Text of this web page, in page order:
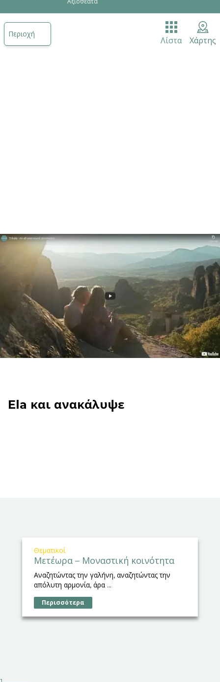
Ένας κόσμος είναι εδώ για να σου πει αμέτρητες
ιστορίες! Ελα…Μετέωρα, Τρίκαλα, Πύλη, Φαρκαδόνα
Περιοχή
Λίστα Χάρτης
Ela και ανακάλυψε
Θεματικοί
Μετέωρα – Μοναστική κοινότητα
Αναζητώντας την γαλήνη, αναζητώντας την
απόλυτη αρμονία, άρα ...
Περισσότερα